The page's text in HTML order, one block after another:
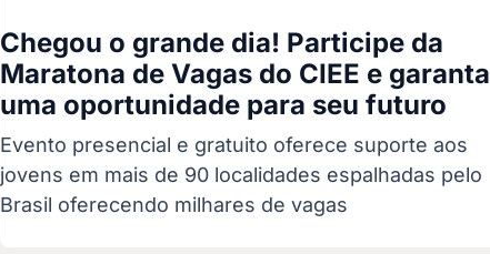
Chegou o grande dia! Participe da
Maratona de Vagas do CIEE e garanta
uma oportunidade para seu futuro
Evento presencial e gratuito oferece suporte aos
jovens em mais de 90 localidades espalhadas pelo
Brasil oferecendo milhares de vagas